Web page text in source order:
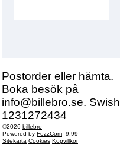
Postorder eller hämta.
Boka besök på
info@billebro.se. Swish
1231272434
©2026 billebro
Powered by FozzCom 9.99
Sitekarta Cookies Köpvillkor